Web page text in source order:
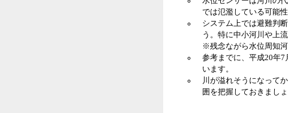
では氾濫している可能性
システム上では避難判
う。特に中小河川や上
※残念ながら水位周知
参考までに、平成20年7
います。
川が溢れそうになって
囲を把握しておきましょ